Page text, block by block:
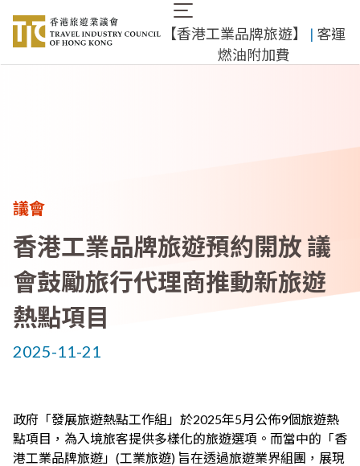
內
Main
navigation
​【香港工業品牌旅遊】 ​ | 客運
燃油附加費
議會
香港工業品牌旅遊預約開放 議
會鼓勵旅行代理商推動新旅遊
熱點項目
2025-11-21
政府「發展旅遊熱點工作組」於2025年5月公佈9個旅遊熱
點項目，為入境旅客提供多樣化的旅遊選項。而當中的「香
港工業品牌旅遊」(工業旅遊) 旨在透過旅遊業界組團，展現